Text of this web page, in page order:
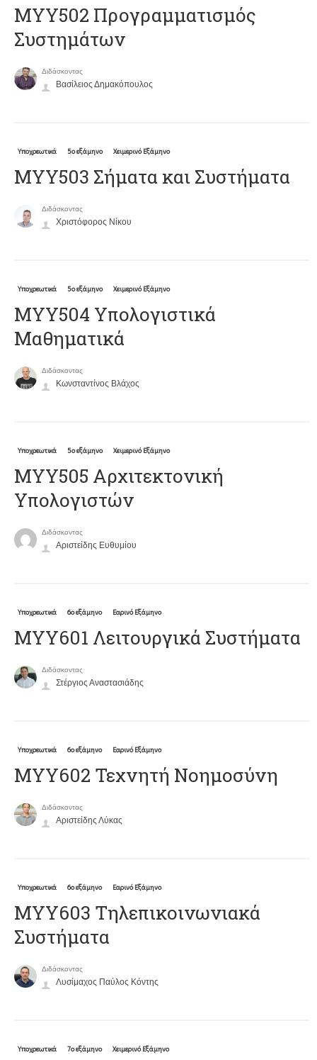
ΜΥΥ502 Προγραμματισμός
Συστημάτων
Διδάσκοντας
Βασίλειος Δημακόπουλος
Υποχρεωτικά 5ο εξάμηνο Χειμερινό Εξάμηνο
ΜΥΥ503 Σήματα και Συστήματα
Διδάσκοντας
Χριστόφορος Νίκου
Υποχρεωτικά 5ο εξάμηνο Χειμερινό Εξάμηνο
ΜΥΥ504 Υπολογιστικά
Μαθηματικά
Διδάσκοντας
Κωνσταντίνος Βλάχος
Υποχρεωτικά 5ο εξάμηνο Χειμερινό Εξάμηνο
ΜΥΥ505 Αρχιτεκτονική
Υπολογιστών
Διδάσκοντας
Αριστείδης Ευθυμίου
Υποχρεωτικά 6ο εξάμηνο Εαρινό Εξάμηνο
ΜΥΥ601 Λειτουργικά Συστήματα
Διδάσκοντας
Στέργιος Αναστασιάδης
Υποχρεωτικά 6ο εξάμηνο Εαρινό Εξάμηνο
ΜΥΥ602 Τεχνητή Νοημοσύνη
Διδάσκοντας
Αριστείδης Λύκας
Υποχρεωτικά 6ο εξάμηνο Εαρινό Εξάμηνο
ΜΥΥ603 Τηλεπικοινωνιακά
Συστήματα
Διδάσκοντας
Λυσίμαχος Παύλος Κόντης
Υποχρεωτικά 7ο εξάμηνο Χειμερινό Εξάμηνο